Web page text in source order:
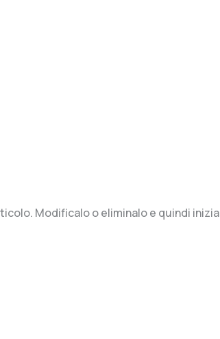
Modificalo o eliminalo e quindi inizia